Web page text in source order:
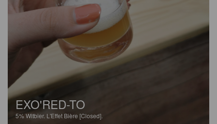
EXO'RED-TO
5%Witbier. L'Effet Bière [Closed].